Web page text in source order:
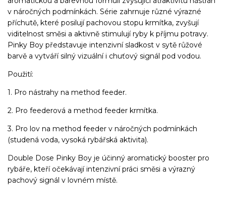
v náročných podmínkách. Série zahrnuje různé výrazné
příchutě, které posilují pachovou stopu krmítka, zvyšují
viditelnost směsi a aktivně stimulují ryby k příjmu potravy.
Pinky Boy představuje intenzivní sladkost v sytě růžové
barvě a vytváří silný vizuální i chuťový signál pod vodou.
Použití:
1. Pro nástrahy na method feeder.
2. Pro feederová a method feeder krmítka.
3. Pro lov na method feeder v náročných podmínkách
(studená voda, vysoká rybářská aktivita).
Double Dose Pinky Boy je účinný aromatický booster pro
rybáře, kteří očekávají intenzivní práci směsi a výrazný
pachový signál v lovném místě.